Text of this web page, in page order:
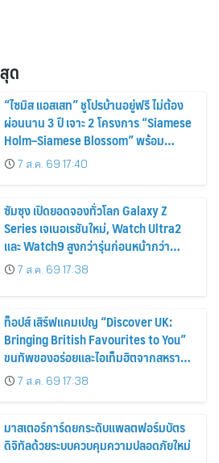
ด
“ไซมิส แอสเสท” ชูโปรบ้านอยู่ฟรี ไม่ต้อง
ผ่อนนาน 3 ปี เจาะ 2 โครงการ “Siamese
Holm–Siamese Blossom” พร้อม
ส่วนลดและสิทธิพิเศษถึง 31 สิงหาคม
2569
7 ส.ค. 69 17:40
ซัมซุง เปิดยอดจองทั่วโลก Galaxy Z
Series เจเนอเรชันใหม่, Watch Ultra2
และ Watch9 สูงกว่ารุ่นก่อนหน้ากว่า
30%7 ส.ค. 69 17:38
ท็อปส์ เสิร์ฟแคมเปญ “Discover UK:
Bringing British Favourites to You”
ขนทัพของอร่อยและไอเท็มฮิตจากสหราช
อาณาจักร ส่งตรงถึงมือตั้งแต่วันนี้ – 18
สิงหาคมนี้
7 ส.ค. 69 17:38
มาสเตอร์การ์ดยกระดับแพลตฟอร์มบัตร
ดิจิทัลด้วยระบบควบคุมความปลอดภัยใหม่